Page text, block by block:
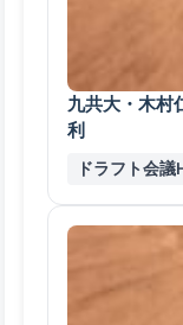
九共大・木村
利
ドラフト会議